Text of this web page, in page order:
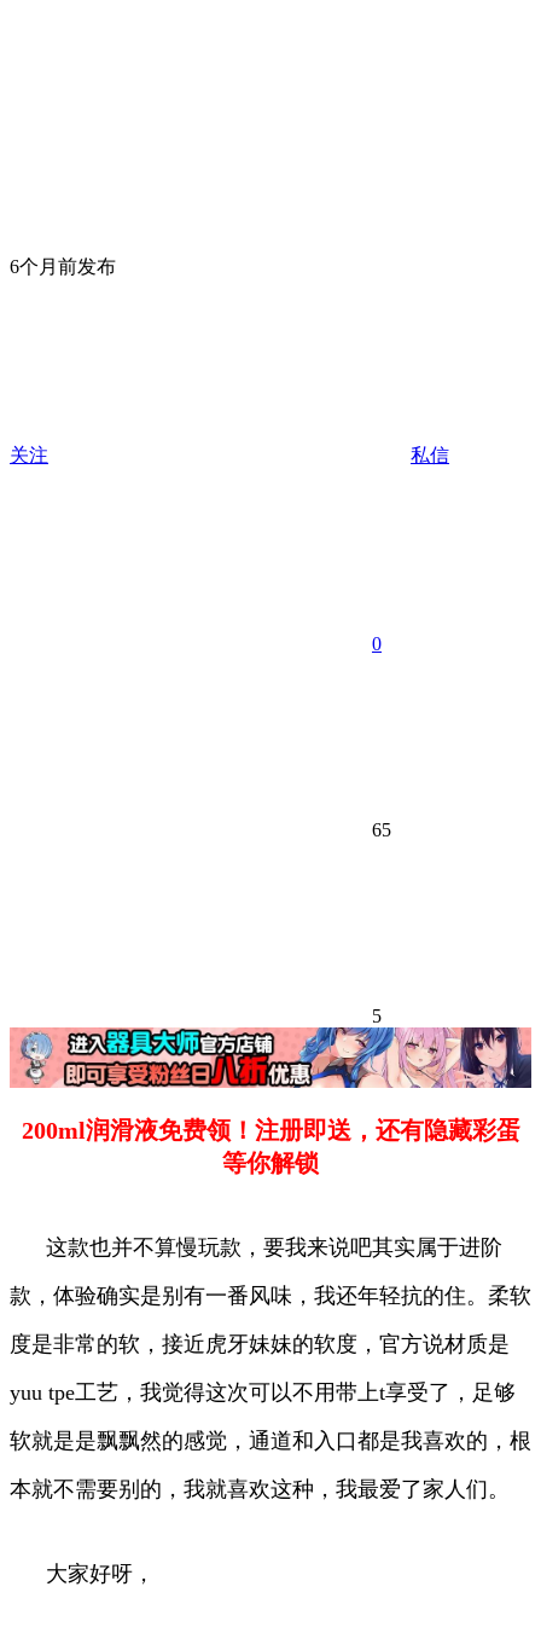
6个月前发布
关注 私信
0
65
5
200ml润滑液免费领！注册即送，还有隐藏彩蛋
等你解锁
这款也并不算慢玩款，要我来说吧其实属于进阶
款，体验确实是别有一番风味，我还年轻抗的住。柔软
度是非常的软，接近虎牙妹妹的软度，官方说材质是
yuu tpe工艺，我觉得这次可以不用带上t享受了，足够
软就是是飘飘然的感觉，通道和入口都是我喜欢的，根
本就不需要别的，我就喜欢这种，我最爱了家人们。
大家好呀，